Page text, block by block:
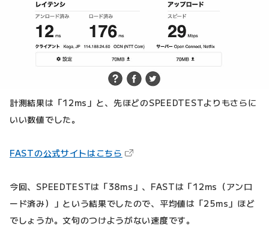
計測結果は「12ms」と、先ほどのSPEEDTESTよりもさらに
いい数値でした。
FASTの公式サイトはこちら （新しいタブで開きます）
今回、SPEEDTESTは「38ms」、FASTは「12ms（アンロ
ード済み）」という結果でしたので、平均値は「25ms」ほど
でしょうか。文句のつけようがない速度です。